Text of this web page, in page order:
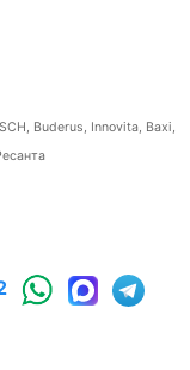
Buderus, Innovita, Baxi,